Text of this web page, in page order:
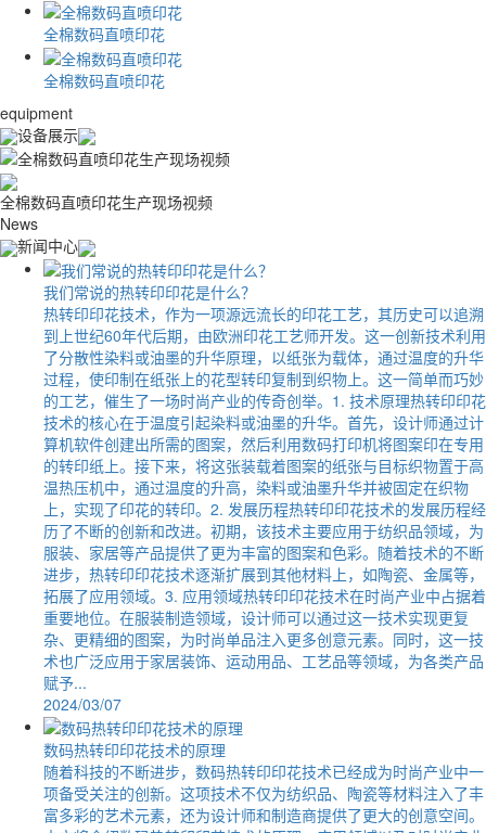
全棉数码直喷印花
全棉数码直喷印花
equipment
设备展示
全棉数码直喷印花生产现场视频
News
新闻中心
我们常说的热转印印花是什么？
热转印印花技术，作为一项源远流长的印花工艺，其历史可以追溯
到上世纪60年代后期，由欧洲印花工艺师开发。这一创新技术利用
了分散性染料或油墨的升华原理，以纸张为载体，通过温度的升华
过程，使印制在纸张上的花型转印复制到织物上。这一简单而巧妙
的工艺，催生了一场时尚产业的传奇创举。1. 技术原理热转印印花
技术的核心在于温度引起染料或油墨的升华。首先，设计师通过计
算机软件创建出所需的图案，然后利用数码打印机将图案印在专用
的转印纸上。接下来，将这张装载着图案的纸张与目标织物置于高
温热压机中，通过温度的升高，染料或油墨升华并被固定在织物
上，实现了印花的转印。2. 发展历程热转印印花技术的发展历程经
历了不断的创新和改进。初期，该技术主要应用于纺织品领域，为
服装、家居等产品提供了更为丰富的图案和色彩。随着技术的不断
进步，热转印印花技术逐渐扩展到其他材料上，如陶瓷、金属等，
拓展了应用领域。3. 应用领域热转印印花技术在时尚产业中占据着
重要地位。在服装制造领域，设计师可以通过这一技术实现更复
杂、更精细的图案，为时尚单品注入更多创意元素。同时，这一技
术也广泛应用于家居装饰、运动用品、工艺品等领域，为各类产品
赋予...
2024/03/07
数码热转印印花技术的原理
随着科技的不断进步，数码热转印印花技术已经成为时尚产业中一
项备受关注的创新。这项技术不仅为纺织品、陶瓷等材料注入了丰
富多彩的艺术元素，还为设计师和制造商提供了更大的创意空间。